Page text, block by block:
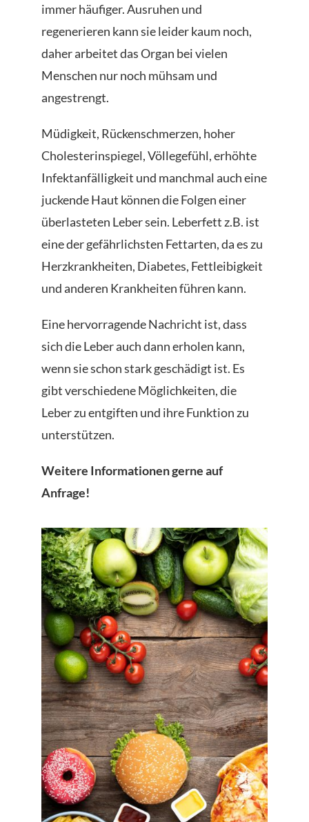
immer häufiger. Ausruhen und
regenerieren kann sie leider kaum noch,
daher arbeitet das Organ bei vielen
Menschen nur noch mühsam und
angestrengt.
Müdigkeit, Rückenschmerzen, hoher
Cholesterinspiegel, Völlegefühl, erhöhte
Infektanfälligkeit und manchmal auch eine
juckende Haut können die Folgen einer
überlasteten Leber sein. Leberfett z.B. ist
eine der gefährlichsten Fettarten, da es zu
Herzkrankheiten, Diabetes, Fettleibigkeit
und anderen Krankheiten führen kann.
Eine hervorragende Nachricht ist, dass
sich die Leber auch dann erholen kann,
wenn sie schon stark geschädigt ist. Es
gibt verschiedene Möglichkeiten, die
Leber zu entgiften und ihre Funktion zu
unterstützen.
Weitere Informationen gerne auf
Anfrage!